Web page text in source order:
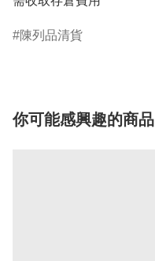
陳列品清貨
你可能感興趣的商品